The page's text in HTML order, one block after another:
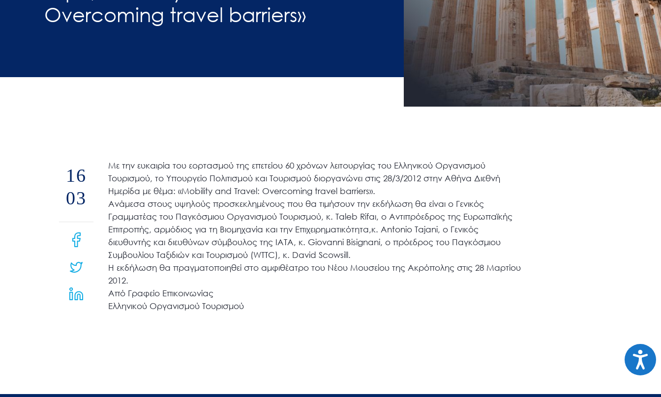
χρησιμοποιούν
Overcoming travel barriers»
16
03
Με την ευκαιρία του εορτασμού της επετείου 60 χρόνων λειτουργίας του Ελληνικού Οργανισμού
Τουρισμού, το Υπουργείο Πολιτισμού και Τουρισμού διοργανώνει στις 28/3/2012 στην Αθήνα Διεθνή
Ημερίδα με θέμα: «Mobility and Travel: Overcoming travel barriers».
Ανάμεσα στους υψηλούς προσκεκλημένους που θα τιμήσουν την εκδήλωση θα είναι ο Γενικός
Γραμματέας του Παγκόσμιου Οργανισμού Τουρισμού, κ. Taleb Rifaι, ο Αντιπρόεδρος της Ευρωπαϊκής
Επιτροπής, αρμόδιος για τη Βιομηχανία και την Επιχειρηματικότητα,κ. Antonio Tajani, ο Γενικός
διευθυντής και διευθύνων σύμβουλος της ΙΑΤΑ, κ. Giovanni Bisignani, ο πρόεδρος του Παγκόσμιου
Συμβουλίου Ταξιδιών και Τουρισμού (WTTC), κ. David Scowsill.
Η εκδήλωση θα πραγματοποιηθεί στο αμφιθέατρο του Νέου Μουσείου της Ακρόπολης στις 28 Μαρτίου
2012.
Από Γραφείο Επικοινωνίας
Ελληνικού Οργανισμού Τουρισμού